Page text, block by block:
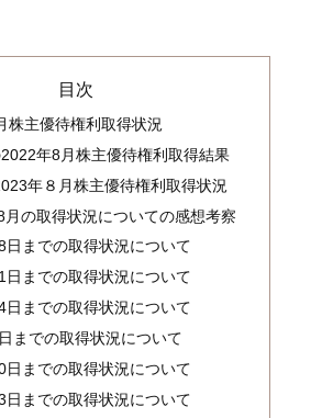
目次
株主優待権利取得状況
年8月株主優待権利取得結果
年８月株主優待権利取得状況
月の取得状況についての感想考察
日までの取得状況について
日までの取得状況について
日までの取得状況について
までの取得状況について
日までの取得状況について
日までの取得状況について